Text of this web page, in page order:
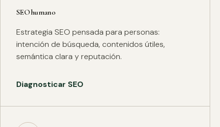
SEO humano
Estrategia SEO pensada para personas:
intención de búsqueda, contenidos útiles,
semántica clara y reputación.
Diagnosticar SEO